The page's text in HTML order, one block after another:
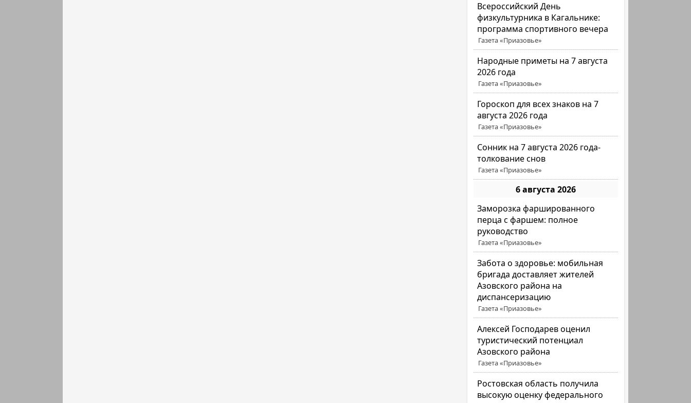
Всероссийский День
физкультурника в Кагальнике:
программа спортивного вечера
Газета «Приазовье»
Народные приметы на 7 августа
2026 года
Газета «Приазовье»
Гороскоп для всех знаков на 7
августа 2026 года
Газета «Приазовье»
Сонник на 7 августа 2026 года-
толкование снов
Газета «Приазовье»
6 августа 2026
Заморозка фаршированного
перца с фаршем: полное
руководство
Газета «Приазовье»
Забота о здоровье: мобильная
бригада доставляет жителей
Азовского района на
диспансеризацию
Газета «Приазовье»
Алексей Господарев оценил
туристический потенциал
Азовского района
Газета «Приазовье»
Ростовская область получила
высокую оценку федерального